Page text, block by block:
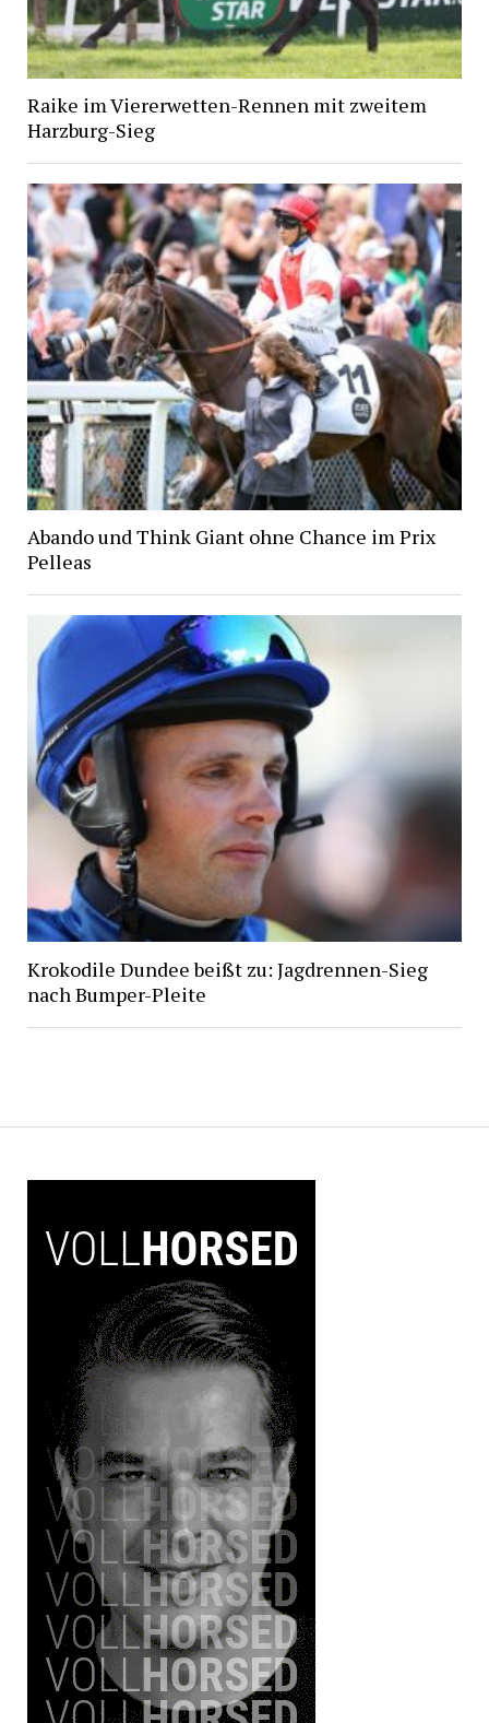
Raike im Viererwetten-Rennen mit zweitem
Harzburg-Sieg
Abando und Think Giant ohne Chance im Prix
Pelleas
Krokodile Dundee beißt zu: Jagdrennen-Sieg
nach Bumper-Pleite